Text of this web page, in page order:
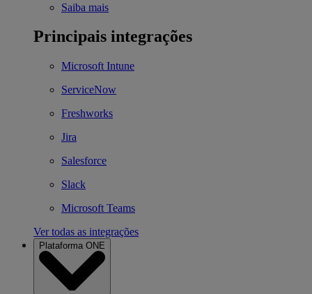
Saiba mais
Principais integrações
Microsoft Intune
ServiceNow
Freshworks
Jira
Salesforce
Slack
Microsoft Teams
Ver todas as integrações
Plataforma ONE